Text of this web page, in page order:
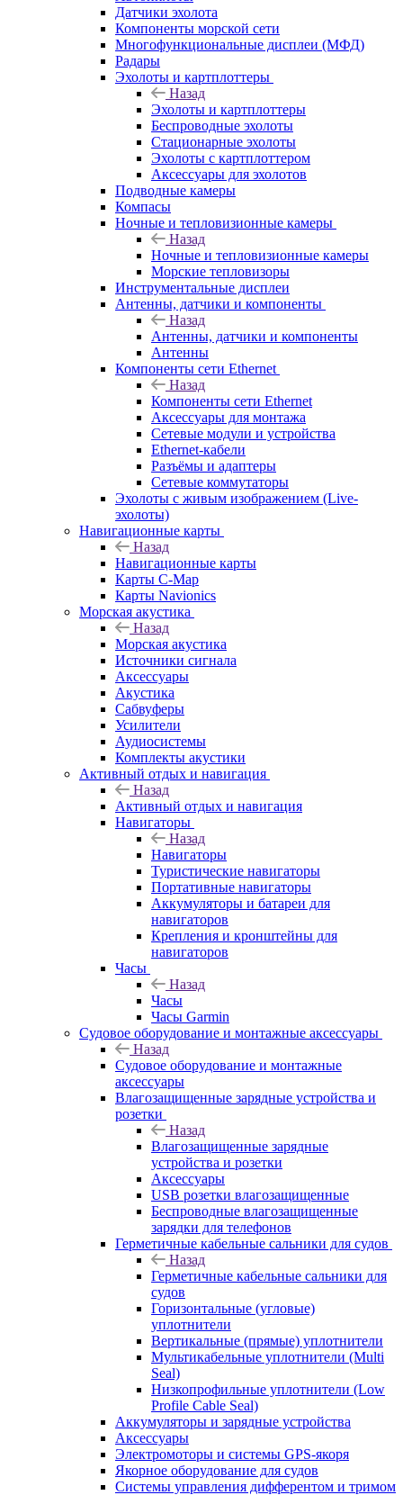
Датчики эхолота
Компоненты морской сети
Многофункциональные дисплеи (МФД)
Радары
Эхолоты и картплоттеры
Назад
Эхолоты и картплоттеры
Беспроводные эхолоты
Стационарные эхолоты
Эхолоты с картплоттером
Аксессуары для эхолотов
Подводные камеры
Компасы
Ночные и тепловизионные камеры
Назад
Ночные и тепловизионные камеры
Морские тепловизоры
Инструментальные дисплеи
Антенны, датчики и компоненты
Назад
Антенны, датчики и компоненты
Антенны
Компоненты сети Ethernet
Назад
Компоненты сети Ethernet
Аксессуары для монтажа
Сетевые модули и устройства
Ethernet-кабели
Разъёмы и адаптеры
Сетевые коммутаторы
Эхолоты с живым изображением (Live-
эхолоты)
Навигационные карты
Назад
Навигационные карты
Карты C-Map
Карты Navionics
Морская акустика
Назад
Морская акустика
Источники сигнала
Аксессуары
Акустика
Сабвуферы
Усилители
Аудиосистемы
Комплекты акустики
Активный отдых и навигация
Назад
Активный отдых и навигация
Навигаторы
Назад
Навигаторы
Туристические навигаторы
Портативные навигаторы
Аккумуляторы и батареи для
навигаторов
Крепления и кронштейны для
навигаторов
Часы
Назад
Часы
Часы Garmin
Судовое оборудование и монтажные аксессуары
Назад
Судовое оборудование и монтажные
аксессуары
Влагозащищенные зарядные устройства и
розетки
Назад
Влагозащищенные зарядные
устройства и розетки
Аксессуары
USB розетки влагозащищенные
Беспроводные влагозащищенные
зарядки для телефонов
Герметичные кабельные сальники для судов
Назад
Герметичные кабельные сальники для
судов
Горизонтальные (угловые)
уплотнители
Вертикальные (прямые) уплотнители
Мультикабельные уплотнители (Multi
Seal)
Низкопрофильные уплотнители (Low
Profile Cable Seal)
Аккумуляторы и зарядные устройства
Аксессуары
Электромоторы и системы GPS-якоря
Якорное оборудование для судов
Системы управления дифферентом и тримом